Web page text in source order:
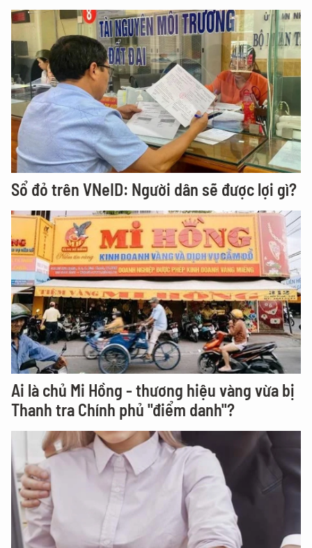
Sổ đỏ trên VNeID: Người dân sẽ được lợi gì?
Ai là chủ Mi Hồng - thương hiệu vàng vừa bị
Thanh tra Chính phủ "điểm danh"?